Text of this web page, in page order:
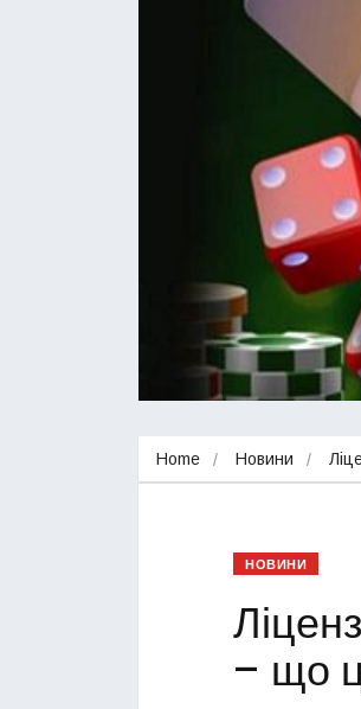
Home Новини
НОВИНИ
– що